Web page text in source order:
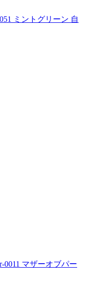
ミントグリーン 自
0011 マザーオブパー